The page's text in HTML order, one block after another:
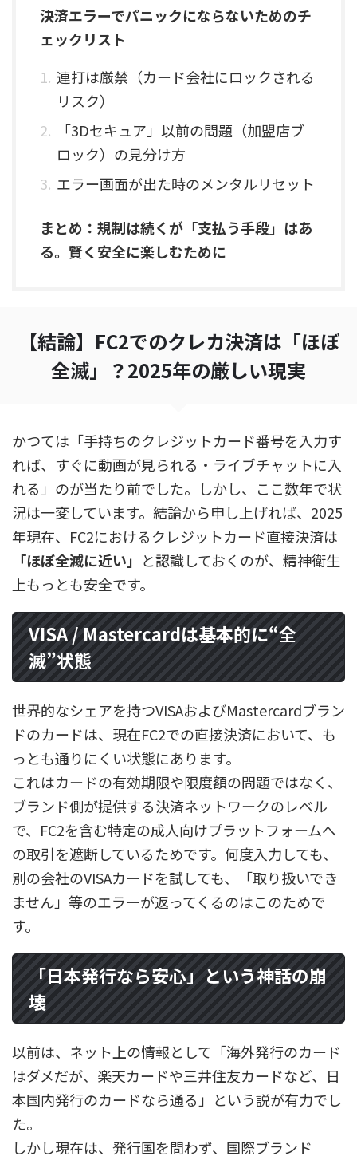
決済エラーでパニックにならないためのチ
ェックリスト
連打は厳禁（カード会社にロックされる
リスク）
「3Dセキュア」以前の問題（加盟店ブ
ロック）の見分け方
エラー画面が出た時のメンタルリセット
まとめ：規制は続くが「支払う手段」はあ
る。賢く安全に楽しむために
【結論】FC2でのクレカ決済は「ほぼ
全滅」？2025年の厳しい現実
かつては「手持ちのクレジットカード番号を入力す
れば、すぐに動画が見られる・ライブチャットに入
れる」のが当たり前でした。しかし、ここ数年で状
況は一変しています。結論から申し上げれば、2025
年現在、FC2におけるクレジットカード直接決済は
「ほぼ全滅に近い」 と認識しておくのが、精神衛生
上もっとも安全です。
VISA / Mastercardは基本的に“全
滅”状態
世界的なシェアを持つVISAおよびMastercardブラン
ドのカードは、現在FC2での直接決済において、も
っとも通りにくい状態にあります。
これはカードの有効期限や限度額の問題ではなく、
ブランド側が提供する決済ネットワークのレベル
で、FC2を含む特定の成人向けプラットフォームへ
の取引を遮断しているためです。何度入力しても、
別の会社のVISAカードを試しても、「取り扱いでき
ません」等のエラーが返ってくるのはこのためで
す。
「日本発行なら安心」という神話の崩
壊
以前は、ネット上の情報として「海外発行のカード
はダメだが、楽天カードや三井住友カードなど、日
本国内発行のカードなら通る」という説が有力でし
た。
しかし現在は、発行国を問わず、国際ブランド